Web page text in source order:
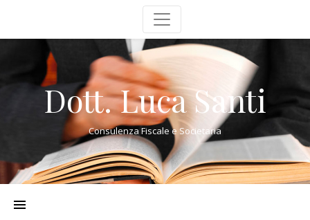
Dott. Luca Santi
Consulenza Fiscale e Societaria